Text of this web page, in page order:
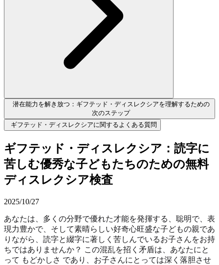
潜在能力を解き放つ：ギフテッド・ディスレクシアを理解するための
次のステップ
ギフテッド・ディスレクシアに関するよくある質問
ギフテッド・ディスレクシア：読字に
苦しむ優秀な子どもたちのための無料
ディスレクシア検査
2025/10/27
あなたは、多くの分野で優れた才能を発揮する、聡明で、表
現力豊かで、そして素晴らしい好奇心旺盛な子どもの親であ
りながら、読字と綴字に著しく苦しんでいるお子さんをお持
ちではありませんか？ この混乱を招く矛盾は、あなたにと
って もどかしさ であり、お子さんにとっては深く落胆させ